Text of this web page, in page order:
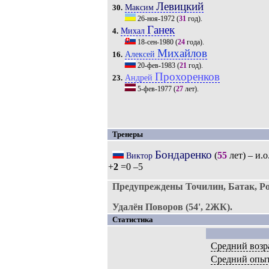
30. Максим Левицкий
26-ноя-1972(31год).
4. Михал Ганек
18-сен-1980(24года).
16. Алексей Михайлов
20-фев-1983(21год).
23. Андрей Прохоренков
5-фев-1977(27лет).
Тренеры
Виктор Бондаренко (55лет) –
+2 =0 –5
Предупреждены Точилин, Батак,
Удалён Поворов (54', 2ЖК).
Статистика
Средний
Средний